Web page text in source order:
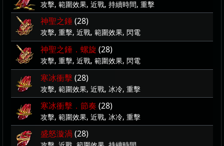
攻擊, 範圍效果, 近戰, 持續時間, 重擊
神聖之錘(28)
攻擊, 重擊, 近戰, 範圍效果, 閃電
神聖之錘．螺旋 (28)
攻擊, 重擊, 近戰, 範圍效果, 閃電
寒冰衝擊(28)
攻擊, 範圍效果, 近戰, 冰冷, 重擊
寒冰衝擊．節奏 (28)
攻擊, 範圍效果, 近戰, 冰冷, 重擊
盛怒漩渦 (28)